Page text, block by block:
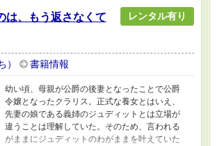
は、もう返さなくて
レンタル有り
） 書籍情報
幼い頃、母親が公爵の後妻となったことで公爵
令嬢となったクラリス。正式な養女とはいえ、
先妻の娘である義姉のジュディットとは立場が
違うことは理解していた。そのため、言われる
がままにジュディットのわがままを叶えていた